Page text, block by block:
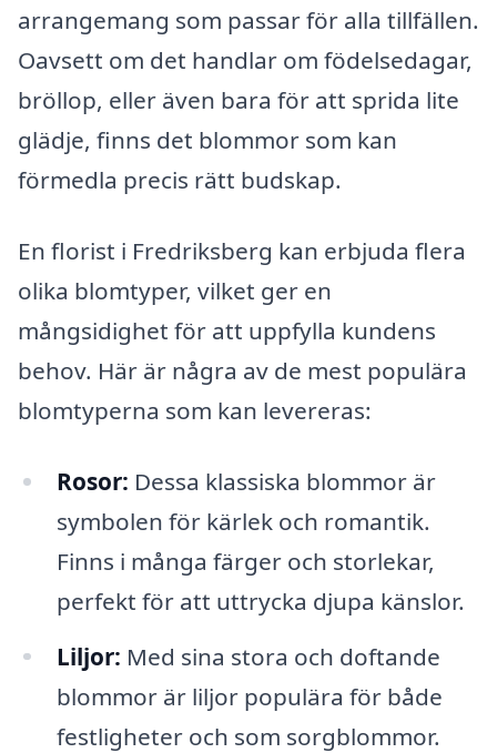
arrangemang som passar för alla tillfällen.
Oavsett om det handlar om födelsedagar,
bröllop, eller även bara för att sprida lite
glädje, finns det blommor som kan
förmedla precis rätt budskap.
En florist i Fredriksberg kan erbjuda flera
olika blomtyper, vilket ger en
mångsidighet för att uppfylla kundens
behov. Här är några av de mest populära
blomtyperna som kan levereras:
Rosor: Dessa klassiska blommor är
symbolen för kärlek och romantik.
Finns i många färger och storlekar,
perfekt för att uttrycka djupa känslor.
Liljor: Med sina stora och doftande
blommor är liljor populära för både
festligheter och som sorgblommor.